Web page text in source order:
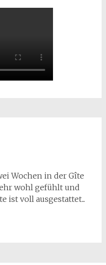
Wochen in der Gîte
wohl gefühlt und
ist voll ausgestattet...